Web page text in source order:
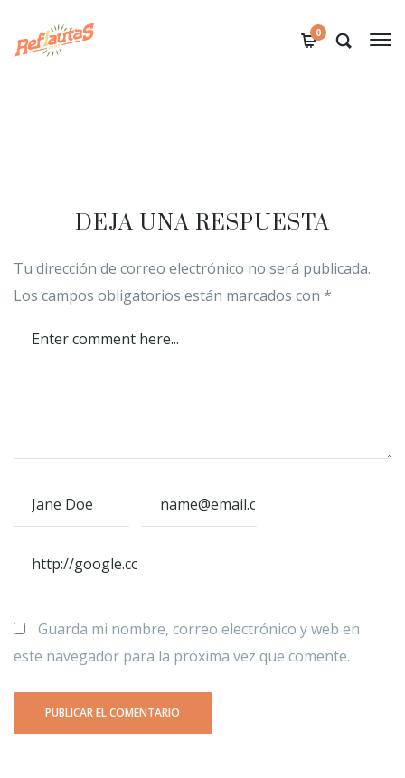
0
DEJA UNA RESPUESTA
Tu dirección de correo electrónico no será publicada.
Los campos obligatorios están marcados con *
Guarda mi nombre, correo electrónico y web en
este navegador para la próxima vez que comente.